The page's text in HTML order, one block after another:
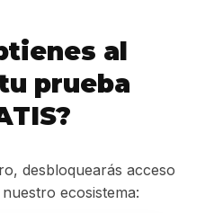
al
prueba
desbloquearás acceso
ecosistema: